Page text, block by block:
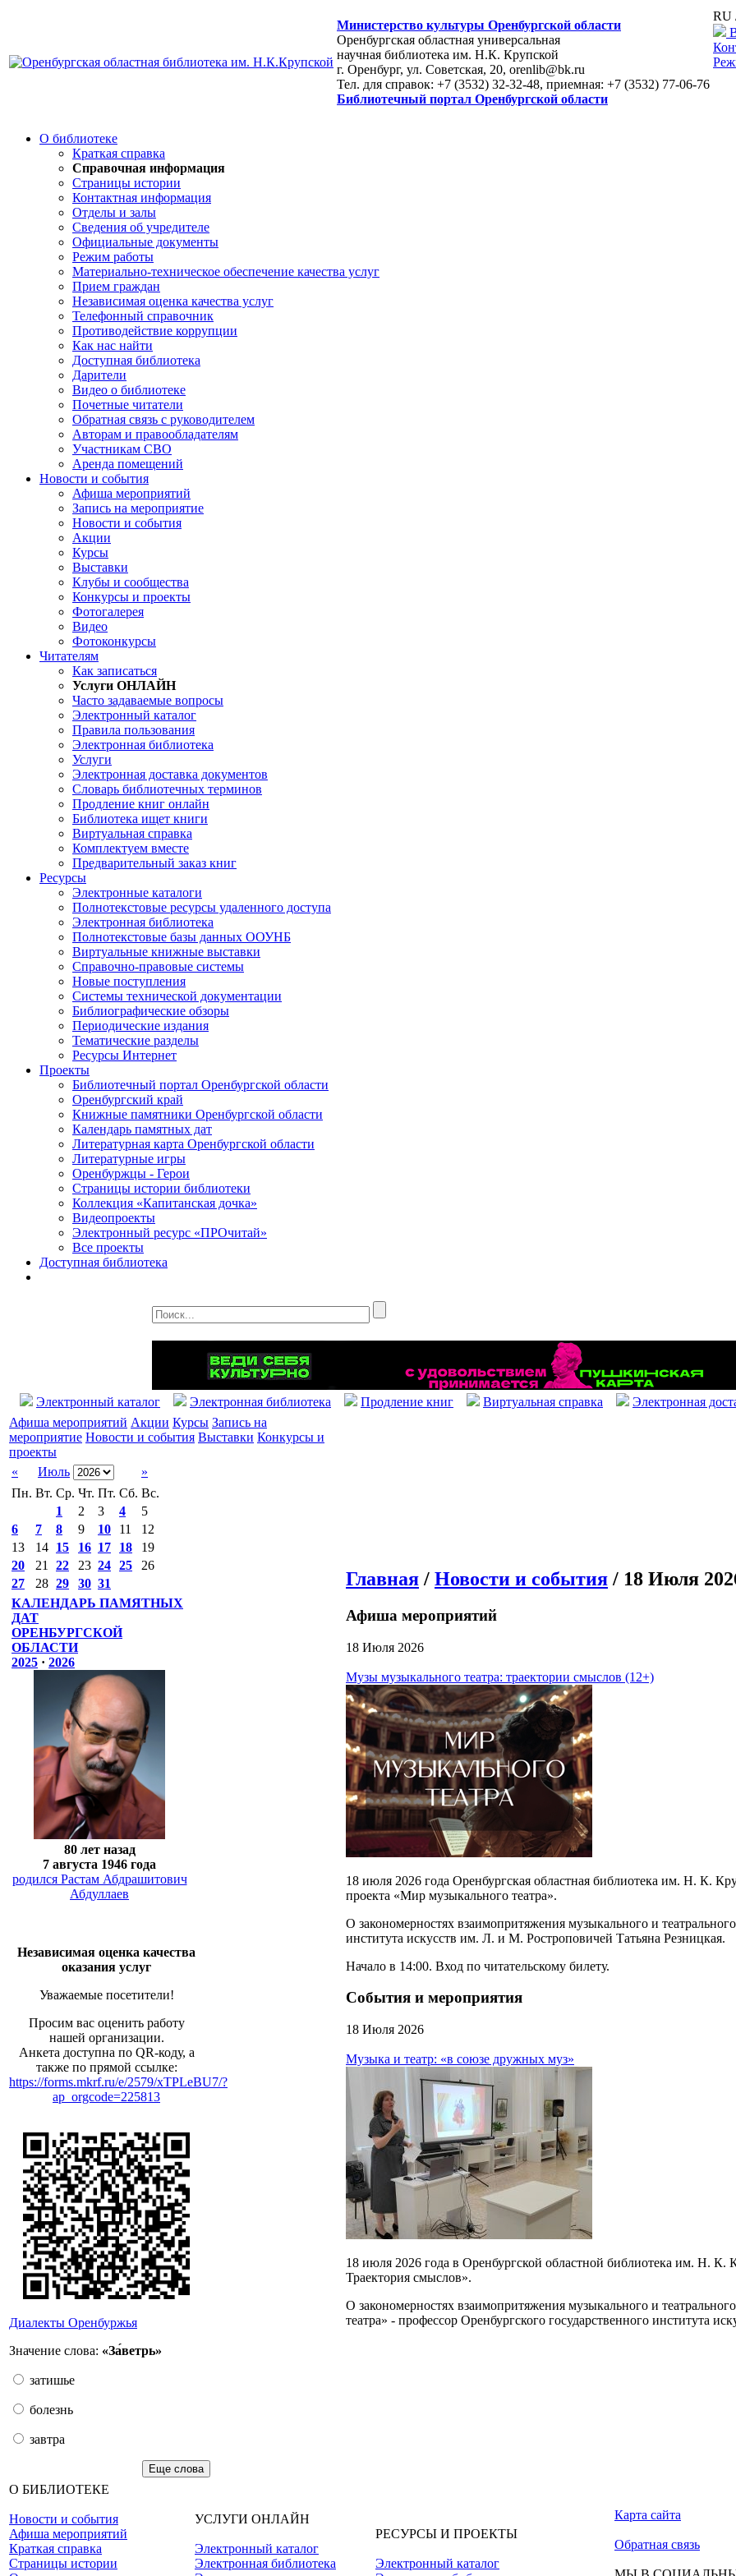
Министерство культуры Оренбургской области
Оренбургская областная универсальная
научная библиотека им. Н.К. Крупской
г. Оренбург, ул. Советская, 20, orenlib@bk.ru
Тел. для справок: +7 (3532) 32-32-48, приемная: +7 (3532) 77-06-76
Библиотечный портал Оренбургской области
RU
О библиотеке
Краткая справка
Справочная информация
Страницы истории
Контактная информация
Отделы и залы
Сведения об учредителе
Официальные документы
Режим работы
Материально-техническое обеспечение качества услуг
Прием граждан
Независимая оценка качества услуг
Телефонный справочник
Противодействие коррупции
Как нас найти
Доступная библиотека
Дарители
Видео о библиотеке
Почетные читатели
Обратная связь с руководителем
Авторам и правообладателям
Участникам СВО
Аренда помещений
Новости и события
Афиша мероприятий
Запись на мероприятие
Новости и события
Акции
Курсы
Выставки
Клубы и сообщества
Конкурсы и проекты
Фотогалерея
Видео
Фотоконкурсы
Читателям
Как записаться
Услуги ОНЛАЙН
Часто задаваемые вопросы
Электронный каталог
Правила пользования
Электронная библиотека
Услуги
Электронная доставка документов
Словарь библиотечных терминов
Продление книг онлайн
Библиотека ищет книги
Виртуальная справка
Комплектуем вместе
Предварительный заказ книг
Ресурсы
Электронные каталоги
Полнотекстовые ресурсы удаленного доступа
Электронная библиотека
Полнотекстовые базы данных ООУНБ
Виртуальные книжные выставки
Справочно-правовые системы
Новые поступления
Cистемы технической документации
Библиографические обзоры
Периодические издания
Тематические разделы
Ресурсы Интернет
Проекты
Библиотечный портал Оренбургской области
Оренбургский край
Книжные памятники Оренбургской области
Календарь памятных дат
Литературная карта Оренбургской области
Литературные игры
Оренбуржцы - Герои
Страницы истории библиотеки
Коллекция «Капитанская дочка»
Видеопроекты
Электронный ресурс «ПРОчитай»
Все проекты
Доступная библиотека
Электронный каталог Электронная библиотека Продление книг Виртуальная справка
Электронная
Афиша мероприятий Акции Курсы Запись на
мероприятие Новости и события Выставки Конкурсы и
проекты
«
Июль
»
Пн. Вт. Ср. Чт. Пт. Сб. Вс.
1
2 3 4
5
6
7 8 9 10 11
12
13
14 15 16 17 18
19
20
21 22 23 24 25
26
27
28 29 30 31
КАЛЕНДАРЬ ПАМЯТНЫХ
ДАТ
ОРЕНБУРГСКОЙ
ОБЛАСТИ
2025 · 2026
80 лет назад
7 августа 1946 года
родился Растам Абдрашитович
Абдуллаев
Независимая оценка качества
оказания услуг
Уважаемые посетители!
Просим вас оценить работу
нашей организации.
Анкета доступна по QR-коду, а
также по прямой ссылке:
https://forms.mkrf.ru/e/2579/xTPLeBU7/?
ap_orgcode=225813
Диалекты Оренбуржья
Значение слова: «За́ветрь»
затишье
болезнь
завтра
Еще слова
Главная / Новости и события / 18 Июля
Афиша мероприятий
18 Июля 2026
Музы музыкального театра: траектории смыслов (12+)
18 июля 2026 года Оренбургская областная библиотека им. Н. К.
проекта «Мир музыкального театра».
О закономерностях взаимопритяжения музыкального и
института искусств им. Л. и М. Ростроповичей Татьяна Резницкая.
Начало в 14:00. Вход по читательскому билету.
События и мероприятия
18 Июля 2026
Музыка и театр: «в союзе дружных муз»
18 июля 2026 года в Оренбургской областной библиотека им. Н. К.
Траектория смыслов».
О закономерностях взаимопритяжения музыкального и
театра» - профессор Оренбургского государственного института
О БИБЛИОТЕКЕ
Новости и события
Афиша мероприятий
Краткая справка
Страницы истории
УСЛУГИ ОНЛАЙН
Электронный каталог
Электронная библиотека
РЕСУРСЫ И ПРОЕКТЫ
Электронный каталог
Карта сайта
Обратная связь